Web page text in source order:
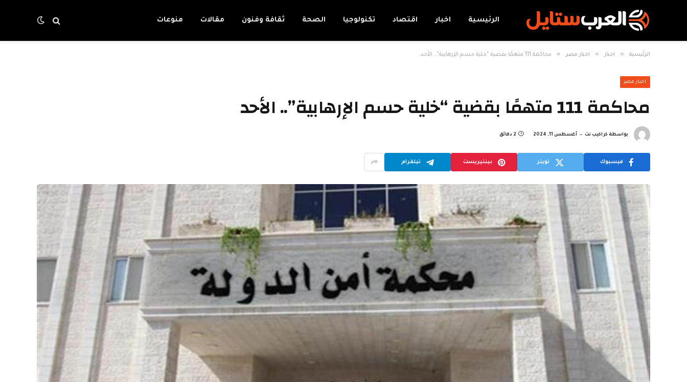
الرئيسية اخبار اقتصاد تكنولوجيا الصحة ثقافة وفنون مقالات منوعات
الرئيسية » اخبار » اخبار مصر » محاكمة 111 متهمًا بقضية “خلية حسم الإرهابية”.. الأحد
اخبار مصر
محاكمة 111 متهمًا بقضية “خلية حسم الإرهابية”.. الأحد
بواسطة كراكيب نت أغسطس 11, 2024 2 دقائق
فيسبوك تويتر بينتيريست تيلقرام